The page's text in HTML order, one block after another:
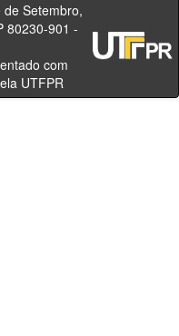
80230-901 -
- Brasil
com
UTFPR